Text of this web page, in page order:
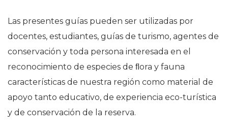
Las presentes guías pueden ser utilizadas por
docentes, estudiantes, guías de turismo, agentes de
conservación y toda persona interesada en el
reconocimiento de especies de ﬂora y fauna
características de nuestra región como material de
apoyo tanto educativo, de experiencia eco-turística
y de conservación de la reserva.